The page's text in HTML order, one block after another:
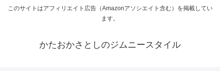
このサイトはアフィリエイト広告（Amazonアソシエイト含む）を掲載してい
ます。
かたおかさとしのジムニースタイル